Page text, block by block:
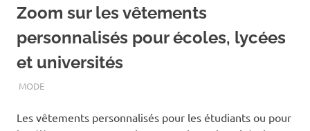
Zoom sur les vêtements
personnalisés pour écoles, lycées
et universités
OCTOBRE 6, 2020
ASSOEDH
MODE
Les vêtements personnalisés pour les étudiants ou pour